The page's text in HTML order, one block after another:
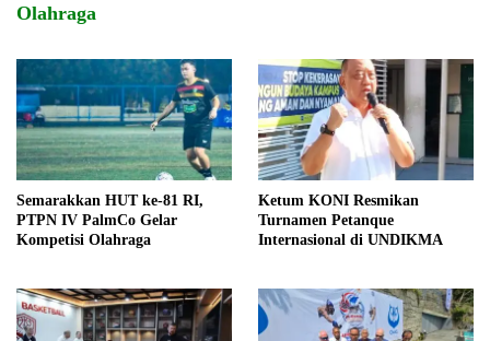
Olahraga
Semarakkan HUT ke-81 RI,
PTPN IV PalmCo Gelar
Kompetisi Olahraga
Ketum KONI Resmikan
Turnamen Petanque
Internasional di UNDIKMA